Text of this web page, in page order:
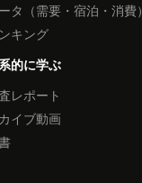
タ（需要・宿泊・消費）
キング
的に学ぶ
レポート
イブ動画